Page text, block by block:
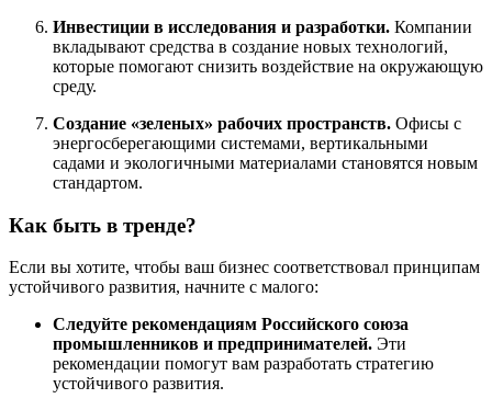
Инвестиции в исследования и разработки. Компании
вкладывают средства в создание новых технологий,
которые помогают снизить воздействие на окружающую
среду.
Создание «зеленых» рабочих пространств. Офисы с
энергосберегающими системами, вертикальными
садами и экологичными материалами становятся новым
стандартом.
Как быть в тренде?
Если вы хотите, чтобы ваш бизнес соответствовал принципам
устойчивого развития, начните с малого:
Следуйте рекомендациям Российского союза
промышленников и предпринимателей. Эти
рекомендации помогут вам разработать стратегию
устойчивого развития.